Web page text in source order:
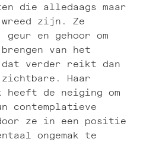
die alledaags maar
wreed zijn. Ze
en gehoor om
van het
dat verder reikt dan
Haar
de neiging om
contemplatieve
ze in een positie
ongemak te